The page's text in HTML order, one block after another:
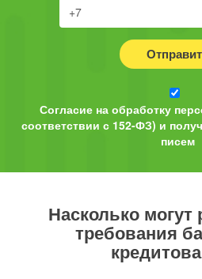
Согласие на обработку
соответствии с 152-ФЗ) и
писем
Насколько могут
требования